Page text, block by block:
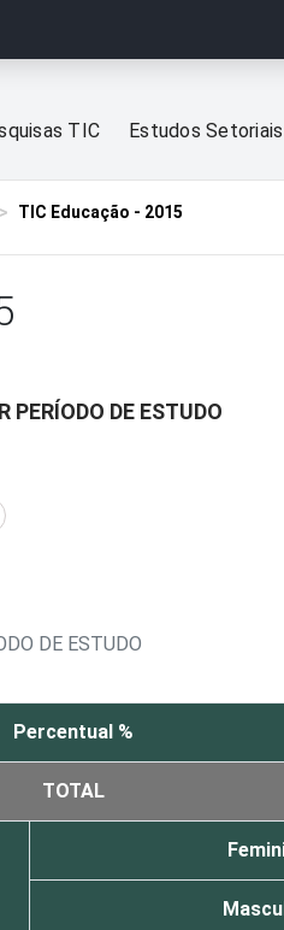
TIC Estudos Setoriais
TIC Educação - 2015
PERÍODO DE ESTUDO
DE ESTUDO
Percentual %
TOTAL